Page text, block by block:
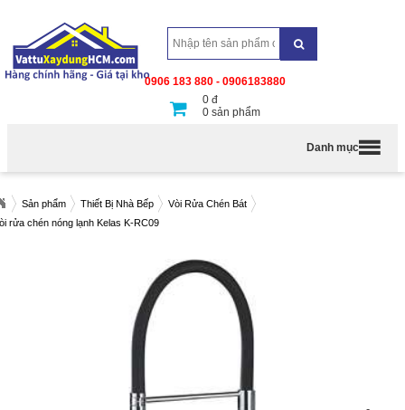
0906 183 880 - 0906183880
0 đ
0 sản phẩm
Danh mục
Sản phẩm Thiết Bị Nhà Bếp
Vòi Rửa Chén Bát
rửa chén nóng lạnh Kelas K-RC09